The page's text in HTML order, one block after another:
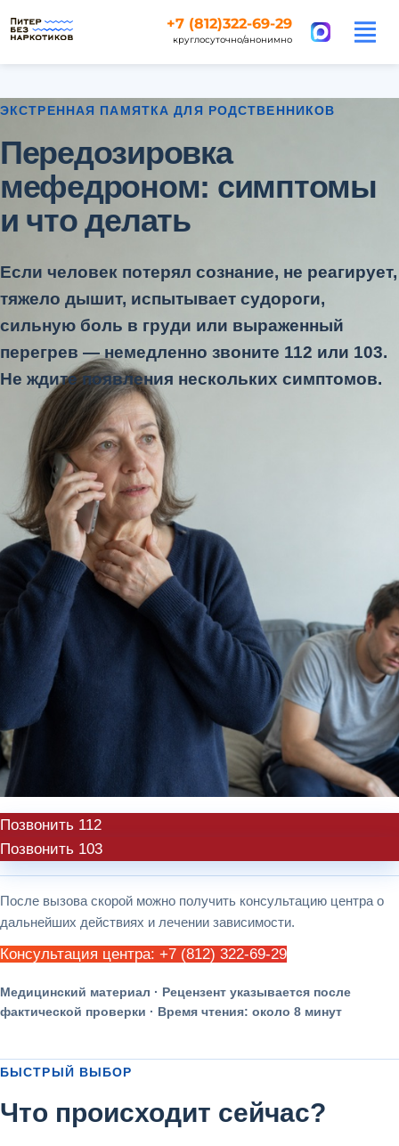
+7 (812)322-69-29
круглосуточно/анонимно
ЭКСТРЕННАЯ ПАМЯТКА ДЛЯ РОДСТВЕННИКОВ
Передозировка
мефедроном: симптомы
и что делать
Если человек потерял сознание, не реагирует,
тяжело дышит, испытывает судороги,
сильную боль в груди или выраженный
перегрев — немедленно звоните 112 или 103.
Не ждите появления нескольких симптомов.
Позвонить 112
Позвонить 103
После вызова скорой можно получить консультацию центра о
дальнейших действиях и лечении зависимости.
Консультация центра: +7 (812) 322-69-29
Медицинский материал · Рецензент указывается после
фактической проверки · Время чтения: около 8 минут
БЫСТРЫЙ ВЫБОР
Что происходит сейчас?